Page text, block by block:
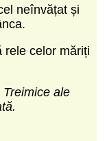
neînvățat și
rele celor măriți
ale